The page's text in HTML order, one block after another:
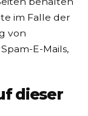
im Falle der
von
E-Mails,
dieser